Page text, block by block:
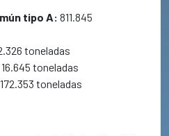
tipo A: 811.845
toneladas
16.645 toneladas
172.353 toneladas